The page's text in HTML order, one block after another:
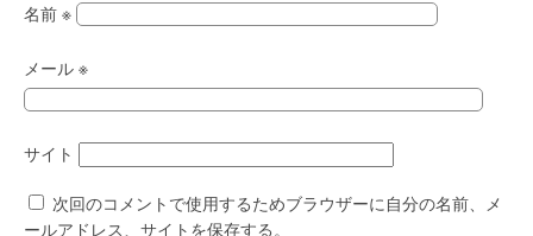
名前 ※
メール ※
サイト
次回のコメントで使用するためブラウザーに自分の名前、メ
ールアドレス、サイトを保存する。